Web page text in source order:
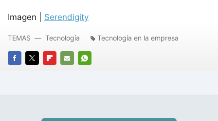
Imagen | Serendigity
FACEBOOK
TWITTERFLIPBOARD
E-
WHATSAPP
TEMAS Tecnología Tecnología en la empresa